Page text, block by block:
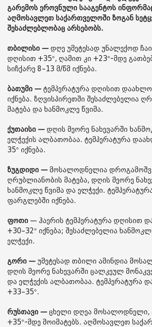
გარემოს ეროვნული სააგენტოს
აღმოსავლეთ საქართველოში ზოგან
შესაძლებლობაც არსებობს.
თბილისი — დღე უმეტესად უნალექოდ
დღისით +35°, ღამით კი +23°-მდე
სიჩქარე 8–13 მ/წმ იქნება.
ბათუმი — ტემპერატურა დღისით
იქნება. ზღვისპირეთში შესაძლებელია
მატება და ხანმოკლე წვიმა.
ქუთაისი — დღის მეორე ნახევარში
ელჭექის ალბათობაა. ტემპერატურა
35° იქნება.
ზუგდიდი — მოსალოდნელია
ღრუბლიანობის მატება, დღის მეორე
ხანმოკლე წვიმა და ელჭექი.
ფარგლებში იქნება.
ფოთი — ჰაერის ტემპერატურა დღისით
+30–32° იქნება; შესაძლებელია
ელჭექი.
გორი — უმეტესად თბილი ამინდია
დღის მეორე ნახევარში ცალკეულ
და ელჭექის ალბათობაა. ტემპერატურა
+33–35°.
რუსთავი — ცხელი დღეა მოსალოდნელი,
+35°-მდე მოიმატებს. აღმოსავლეთ